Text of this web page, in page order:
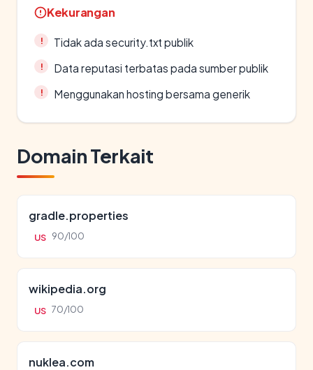
Kekurangan
Tidak ada security.txt publik
Data reputasi terbatas pada sumber publik
Menggunakan hosting bersama generik
Domain Terkait
gradle.properties
US 90/100
wikipedia.org
US 70/100
nuklea.com